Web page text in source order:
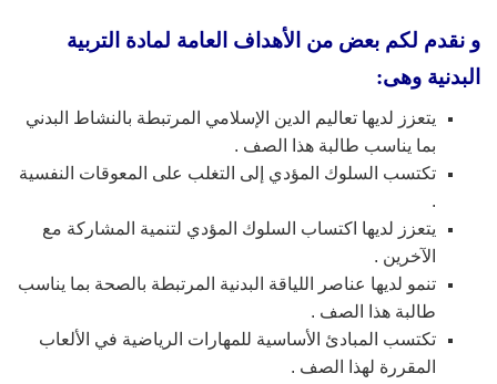
و نقدم لكم بعض من الأهداف العامة لمادة التربية
البدنية وهى:
يتعزز لديها تعاليم الدين الإسلامي المرتبطة بالنشاط البدني
بما يناسب طالبة هذا الصف .
تكتسب السلوك المؤدي إلى التغلب على المعوقات النفسية
.
يتعزز لديها اكتساب السلوك المؤدي لتنمية المشاركة مع
الآخرين .
تنمو لديها عناصر اللياقة البدنية المرتبطة بالصحة بما يناسب
طالبة هذا الصف .
تكتسب المبادئ الأساسية للمهارات الرياضية في الألعاب
المقررة لهذا الصف .